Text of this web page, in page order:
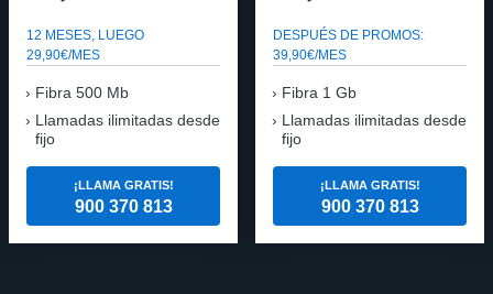
12 MESES, LUEGO
29,90€/MES
Fibra 500 Mb
Llamadas ilimitadas desde
fijo
¡LLAMA GRATIS!
900 370 813
DESPUÉS DE PROMOS:
39,90€/MES
Fibra 1 Gb
Llamadas ilimitadas desde
fijo
¡LLAMA GRATIS!
900 370 813